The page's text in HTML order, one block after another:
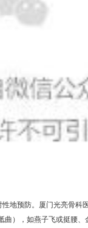
地预防。 厦门光亮骨科
），如燕子飞或挺腰